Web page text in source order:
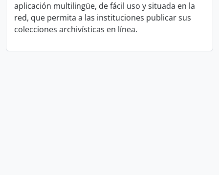
aplicación multilingüe, de fácil uso y situada en la
red, que permita a las instituciones publicar sus
colecciones archivísticas en línea.